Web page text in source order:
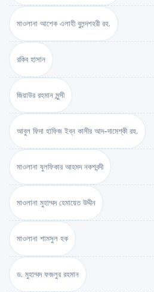
মাওলানা আশেক এলাহী বুলন্দশহরী রহ.
রকিব হাসান
জিয়াউর রহমান মুন্সী
আবুল ফিদা হাফিজ ইব্‌ন কাসীর আদ-দামেশ্‌কী রহ.
মাওলানা যুলফিকার আহমদ নকশবন্দী
মাওলানা মুহাম্মদ হেমায়েত উদ্দীন
মাওলানা শামসুল হক
ড. মুহাম্মদ ফজলুর রহমান